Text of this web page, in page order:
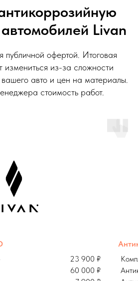
Livan
публичной офертой. Итоговая
измениться из-за сложности
авто и цен на материалы.
стоимость работ.
23 900 ₽
60 000 ₽